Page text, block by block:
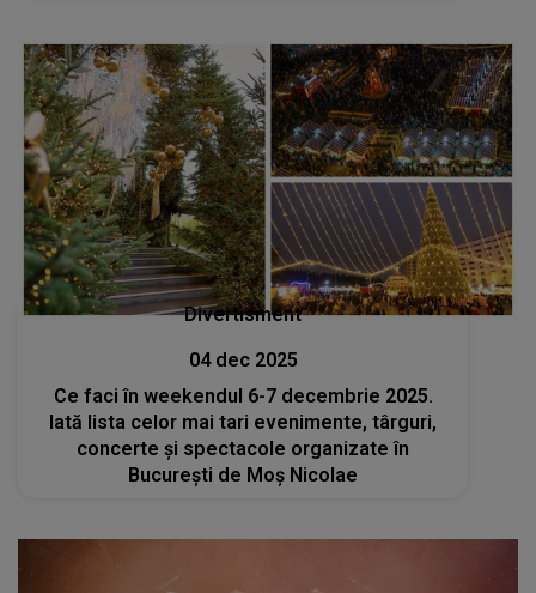
Divertisment
04 dec 2025
Ce faci în weekendul 6-7 decembrie 2025.
Iată lista celor mai tari evenimente, târguri,
concerte și spectacole organizate în
București de Moș Nicolae